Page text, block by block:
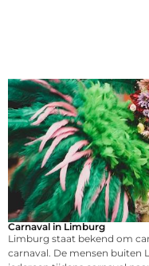
Carnaval in Limburg
Limburg staat bekend om
carnaval. De mensen buiten